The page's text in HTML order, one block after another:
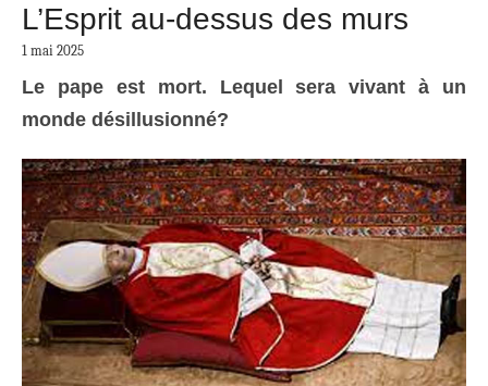
L’Esprit au-dessus des murs
1 mai 2025
Le pape est mort. Lequel sera vivant à un
monde désillusionné?